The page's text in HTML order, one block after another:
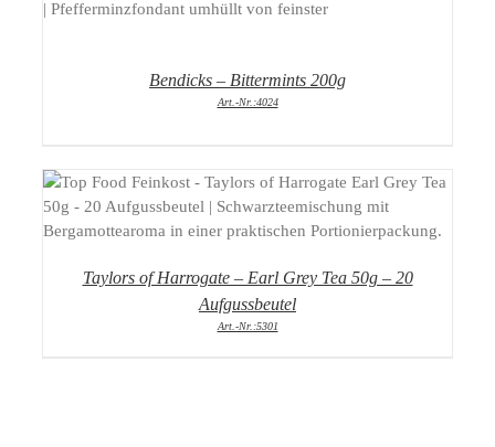
DETAILS
Bendicks – Bittermints 200g
Art.-Nr.:4024
DETAILS
Taylors of Harrogate – Earl Grey Tea 50g – 20
Aufgussbeutel
Art.-Nr.:5301